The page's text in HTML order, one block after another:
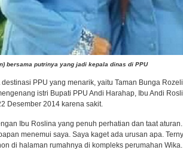
bersama putrinya yang jadi kepala dinas di PPU
PPU yang menarik, yaitu Taman Bunga
istri Bupati PPU Andi Harahap, Ibu Andi
Desember 2014 karena sakit.
Ibu Roslina yang penuh perhatian dan taat
menemui saya. Saya kaget ada urusan apa.
di halaman rumahnya di kompleks perumahan